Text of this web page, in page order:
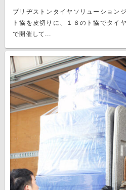
ブリヂストンタイヤソリューション
ト協を皮切りに、１８のト協でタイ
で開催して...